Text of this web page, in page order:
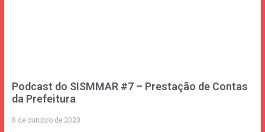
Podcast do SISMMAR #7 – Prestação de Contas
da Prefeitura
8 de outubro de 2020